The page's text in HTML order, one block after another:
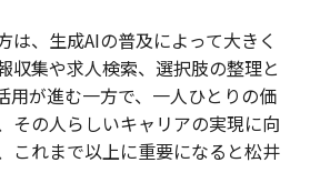
は、生成AIの普及によって大きく
収集や求人検索、選択肢の整理と
用が進む一方で、一人ひとりの価
その人らしいキャリアの実現に向
これまで以上に重要になると松井